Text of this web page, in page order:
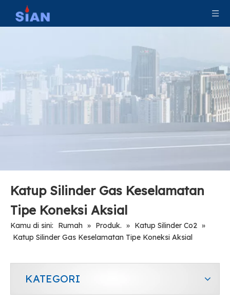
Katup Silinder Gas Keselamatan
Tipe Koneksi Aksial
Kamu di sini: Rumah » Produk. » Katup Silinder Co2 »
Katup Silinder Gas Keselamatan Tipe Koneksi Aksial
KATEGORI
Katup CNG Pelepas Tekanan Tangki Industri 870 CGA Valve Untuk Penggunaan Medis